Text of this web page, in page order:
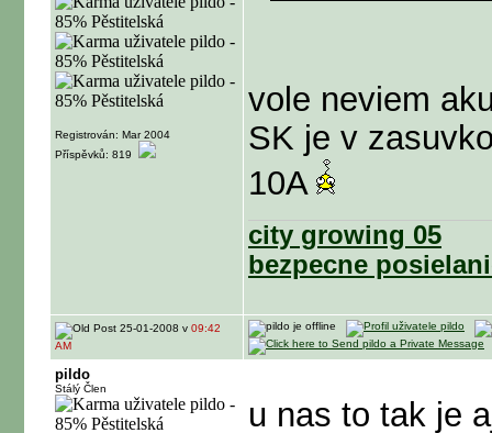
Registrován: Mar 2004
Příspěvků: 819
vole neviem
SK je v
10A
city growing 05
bezpecne
25-01-2008 v 09:42
AM
pildo
Stálý Člen
u nas to tak je